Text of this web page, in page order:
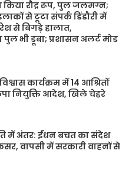
किया रौद्र रूप, पुल जलमग्न;
से टूटा संपर्क डिंडौरी में
से बिगड़े हालात,
पुल भी डूबा; प्रशासन अलर्ट मोड
कार्यक्रम में 14 आश्रितों
नियुक्ति आदेश, खिले चेहरे
में अंतर: ईंधन बचत का संदेश
वापसी में सरकारी वाहनों से